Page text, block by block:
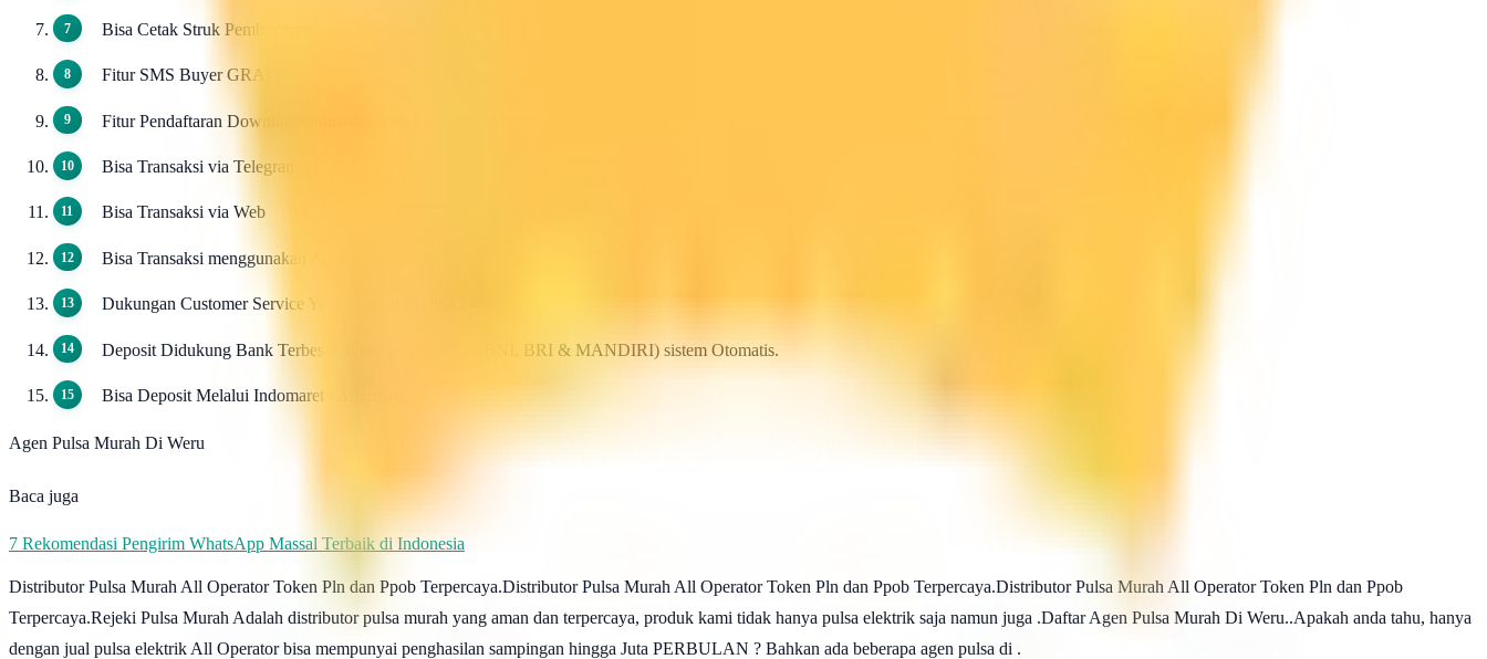
Bisa Cetak Struk Pembayaran.
Fitur SMS Buyer GRATIS.
Fitur Pendaftaran Downline Otomatis / AutoReg Downline GRATIS.
Bisa Transaksi via Telegram
Bisa Transaksi via Web
Bisa Transaksi menggunakan Aplikasi Android
Dukungan Customer Service Yang Handal Selama 24jam.
Deposit Didukung Bank Terbesar di Indonesia (BCA, BNI, BRI & MANDIRI) sistem Otomatis.
Bisa Deposit Melalui Indomaret / Alfamart.
Agen Pulsa Murah Di Weru
Baca juga
7 Rekomendasi Pengirim WhatsApp Massal Terbaik di Indonesia
Distributor Pulsa Murah All Operator Token Pln dan Ppob Terpercaya.Distributor Pulsa Murah All Operator Token Pln dan Ppob Terpercaya.Distributor Pulsa Murah All Operator Token Pln dan Ppob
Terpercaya.Rejeki Pulsa Murah Adalah distributor pulsa murah yang aman dan terpercaya, produk kami tidak hanya pulsa elektrik saja namun juga .Daftar Agen Pulsa Murah Di Weru..Apakah anda tahu, hanya
dengan jual pulsa elektrik All Operator bisa mempunyai penghasilan sampingan hingga Juta PERBULAN ? Bahkan ada beberapa agen pulsa di .